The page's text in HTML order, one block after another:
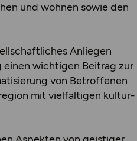
und wohnen sowie den
Anliegen
wichtigen Beitrag zur
von Betroffenen
mit vielfältigen kultur-